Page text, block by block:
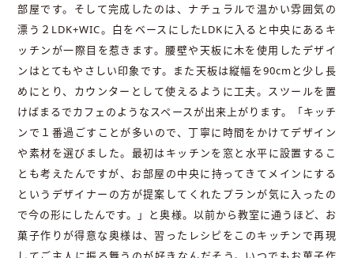
部屋です。そして完成したのは、ナチュラルで温かい雰囲気の
漂う２LDK+WIC。白をベースにしたLDKに入ると中央にあるキ
ッチンが一際目を惹きます。腰壁や天板に木を使用したデザイ
ンはとてもやさしい印象です。また天板は縦幅を90cmと少し長
めにとり、カウンターとして使えるように工夫。スツールを置
けばまるでカフェのようなスペースが出来上がります。「キッチ
ンで１番過ごすことが多いので、丁寧に時間をかけてデザイン
や素材を選びました。最初はキッチンを窓と水平に設置するこ
とも考えたんですが、お部屋の中央に持ってきてメインにする
というデザイナーの方が提案してくれたプランが気に入ったの
で今の形にしたんです。」と奥様。以前から教室に通うほど、お
菓子作りが得意な奥様は、習ったレシピをこのキッチンで再現